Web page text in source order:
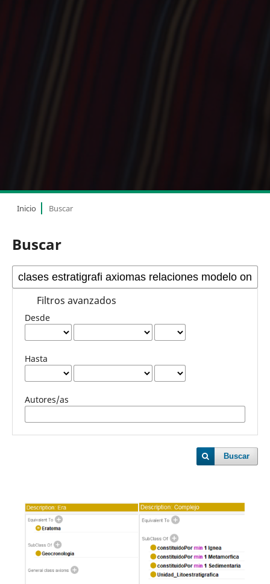
Inicio Buscar
Buscar
Filtros avanzados
Desde
Hasta
Autores/as
Buscar